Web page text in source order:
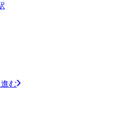
む